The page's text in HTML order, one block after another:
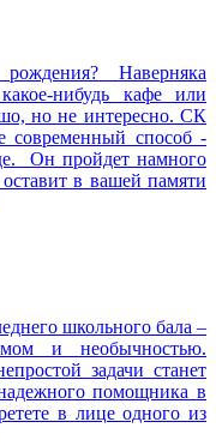
Наверняка
нибудь кафе или
но не интересно. СК
современный способ -
Он пройдет намного
в вашей памяти
школьного бала –
и необычностью.
задачи станет
помощника в
в лице одного из